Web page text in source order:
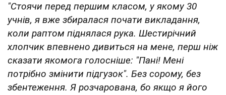
"Стоячи перед першим класом, у якому 30
учнів, я вже збиралася почати викладання,
коли раптом піднялася рука. Шестирічний
хлопчик впевнено дивиться на мене, перш ніж
сказати якомога голосніше: "Пані! Мені
потрібно змінити підгузок". Без сорому, без
збентеження. Я розчарована, бо якщо я його